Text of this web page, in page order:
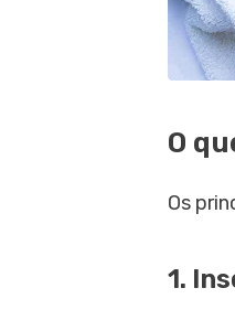
O
Os
1.